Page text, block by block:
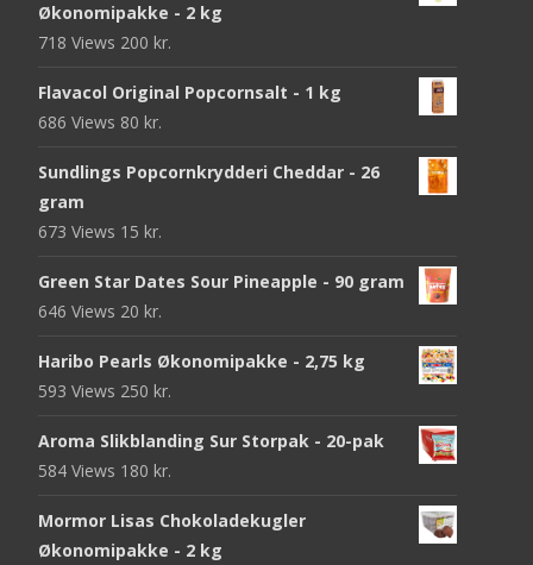
Økonomipakke - 2 kg
718 Views 200 kr.
Flavacol Original Popcornsalt - 1 kg
686 Views 80 kr.
Sundlings Popcornkrydderi Cheddar - 26
gram
673 Views 15 kr.
Green Star Dates Sour Pineapple - 90 gram
646 Views 20 kr.
Haribo Pearls Økonomipakke - 2,75 kg
593 Views 250 kr.
Aroma Slikblanding Sur Storpak - 20-pak
584 Views 180 kr.
Mormor Lisas Chokoladekugler
Økonomipakke - 2 kg